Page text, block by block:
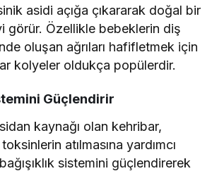
asidi açığa çıkararak doğal bir
görür. Özellikle bebeklerin diş
oluşan ağrıları hafifletmek için
kolyeler oldukça popülerdir.
Güçlendirir
kaynağı olan kehribar,
atılmasına yardımcı
sistemini güçlendirerek